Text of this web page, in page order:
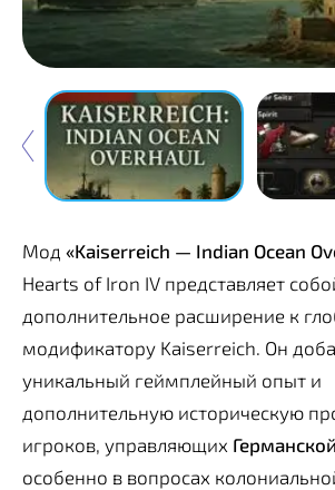
Мод «Kaiserreich — Indian Ocean
Hearts of Iron IV представляет
дополнительное расширение к
модификатору Kaiserreich. Он
уникальный геймплейный опыт и
дополнительную историческую
игроков, управляющих
особенно в вопросах